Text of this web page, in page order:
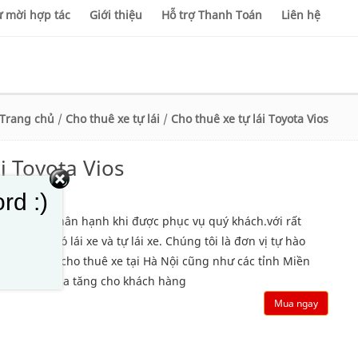
mời hợp tác Giới thiệu Hỗ trợ Thanh Toán Liên hệ
chủ / Cho thuê xe tự lái / Cho thuê xe tự lái Toyota Vios
Toyota Vios
tôi rất hân hạnh khi được phục vụ quý khách.với rất
tháng có lái xe và tự lái xe. Chúng tôi là đơn vị tự hào
lĩnh vực cho thuê xe tại Hà Nội cũng như các tỉnh Miền
giá trị gia tăng cho khách hàng
Mua ngay
:)